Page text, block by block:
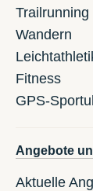
Trailrunning
Wandern
Fitness
GPS-
Angebote
Aktuelle